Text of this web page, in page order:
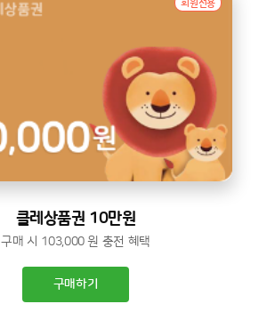
클레상품권 10만원
구매 시 103,000 원 충전 혜택
구매하기